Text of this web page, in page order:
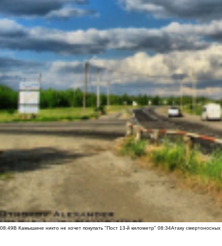
08:49В Камышине никто не хочет покупать "Пост 13-й километр" 08:34Атаку